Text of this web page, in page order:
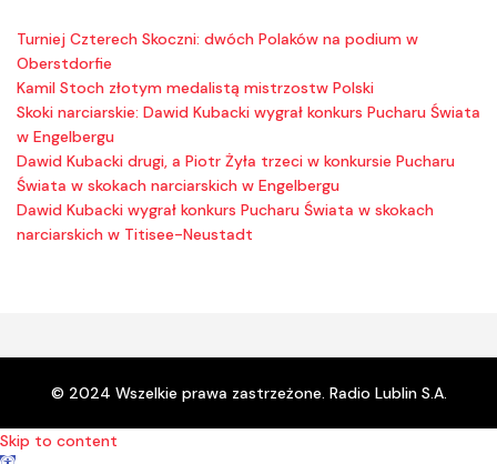
Turniej Czterech Skoczni: dwóch Polaków na podium w
Oberstdorfie
Kamil Stoch złotym medalistą mistrzostw Polski
Skoki narciarskie: Dawid Kubacki wygrał konkurs Pucharu Świata
w Engelbergu
Dawid Kubacki drugi, a Piotr Żyła trzeci w konkursie Pucharu
Świata w skokach narciarskich w Engelbergu
Dawid Kubacki wygrał konkurs Pucharu Świata w skokach
narciarskich w Titisee-Neustadt
© 2024 Wszelkie prawa zastrzeżone. Radio Lublin S.A.
Skip to content